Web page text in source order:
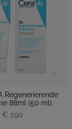
Regenerierende
88ml (50 ml)
€ 7,90